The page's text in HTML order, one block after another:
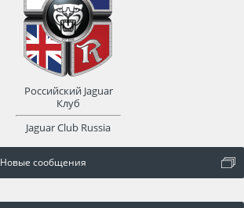
Новые сообщения
Российский Jaguar
Клуб
Jaguar Club Russia
оват